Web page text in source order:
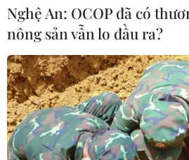
Sở hữu trí tuệ
RSS
Hỗ
Ngôn ngữ
Dịch vụ tin
Liên hệ
Nghệ An: OCOP đã có
nông sản vẫn lo đầu ra?